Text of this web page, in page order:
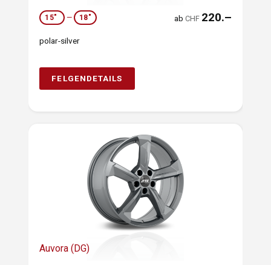
15" — 18" abCHF 220.–
polar-silver
FELGENDETAILS
Auvora (DG)